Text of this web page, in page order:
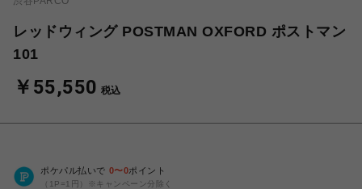
レッドウィング POSTMAN OXFORD ポストマン
101
￥55,550 税込
ポケパル払いで 0〜0ポイント
（1P=1円）※キャンペーン分除く